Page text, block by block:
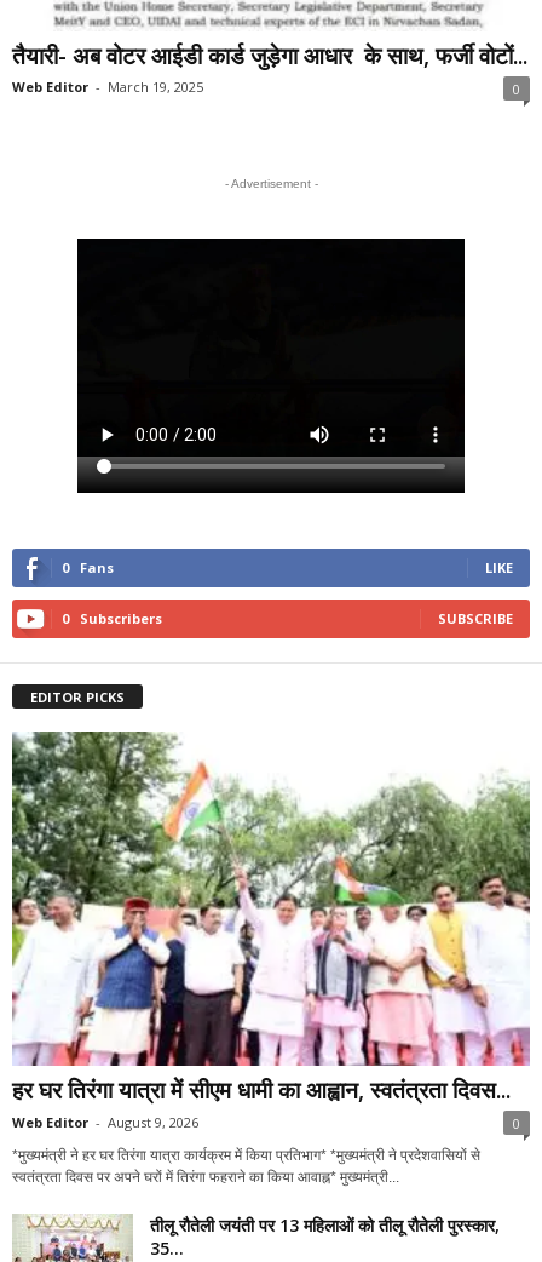
तैयारी- अब वोटर आईडी कार्ड जुड़ेगा आधार के साथ, फर्जी वोटों...
Web Editor - March 19, 2025 0
- Advertisement -
0 Fans LIKE
0 Subscribers SUBSCRIBE
EDITOR PICKS
हर घर तिरंगा यात्रा में सीएम धामी का आह्वान, स्वतंत्रता दिवस...
Web Editor - August 9, 2026 0
*मुख्यमंत्री ने हर घर तिरंगा यात्रा कार्यक्रम में किया प्रतिभाग* *मुख्यमंत्री ने प्रदेशवासियों से
स्वतंत्रता दिवस पर अपने घरों में तिरंगा फहराने का किया आवाह्न* मुख्यमंत्री...
तीलू रौतेली जयंती पर 13 महिलाओं को तीलू रौतेली पुरस्कार,
35...